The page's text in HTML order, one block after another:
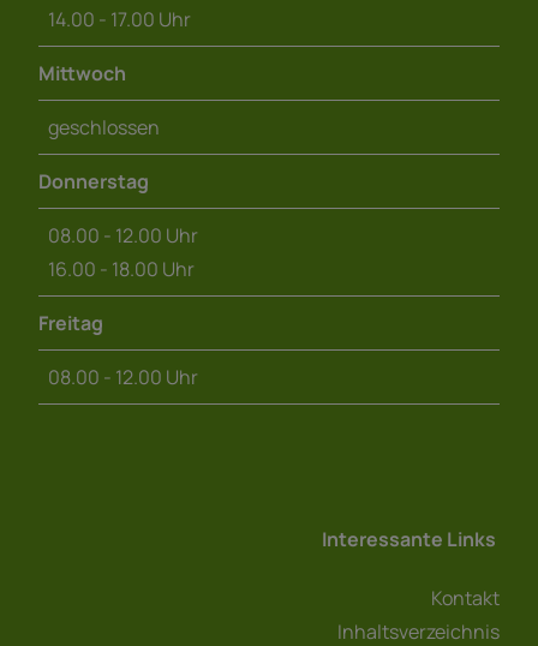
14.00 - 17.00 Uhr
Mittwoch
geschlossen
Donnerstag
08.00 - 12.00 Uhr
16.00 - 18.00 Uhr
Freitag
08.00 - 12.00 Uhr
Interessante Links
Kontakt
Inhaltsverzeichnis